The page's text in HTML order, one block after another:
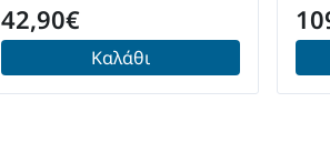
42,90€
Καλάθι